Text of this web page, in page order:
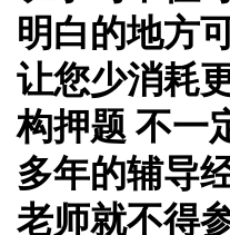
明白的地方
让您少消耗
构押题 不一
多年的辅导
老师就不得